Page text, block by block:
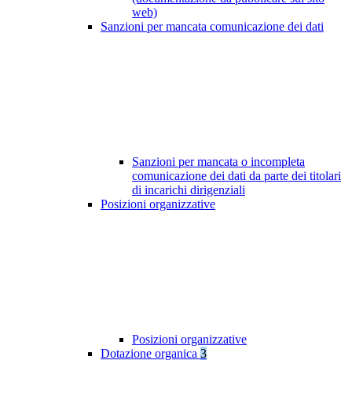
web)
Sanzioni per mancata comunicazione dei dati
Sanzioni per mancata o incompleta
comunicazione dei dati da parte dei titolari
di incarichi dirigenziali
Posizioni organizzative
Posizioni organizzative
Dotazione organica 3